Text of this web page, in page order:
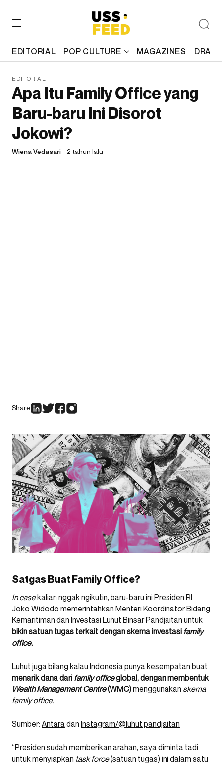
EDITORIAL POP CULTURE MAGAZINES
EDITORIAL
Apa Itu Family Office yang
Baru-baru Ini Disorot
Jokowi?
Wiena Vedasari 2 tahun lalu
Share
Satgas Buat Family Office?
In casekalian nggak ngikutin, baru-baru ini Presiden RI
Joko Widodo memerintahkan Menteri Koordinator Bidang
Kemaritiman dan Investasi Luhut Binsar Pandjaitan untuk
bikin satuan tugas terkait dengan skema investasi family
office.
Luhut juga bilang kalau Indonesia punya kesempatan buat
menarik dana dari family officeglobal, dengan membentuk
Wealth Management Centre(WMC)menggunakan skema
family office.
Sumber: Antaradan Instagram/@luhut.pandjaitan
“Presiden sudah memberikan arahan, saya diminta tadi
untuk menyiapkan task force(satuan tugas) ini dalam satu